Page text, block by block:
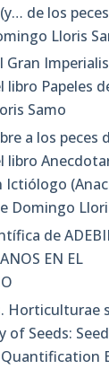
de los
Lloris
Gran
libro Papeles
Samo
a los peces
libro
Ictiólogo
Domingo
de
EN EL
Horticulturae
of Seeds: